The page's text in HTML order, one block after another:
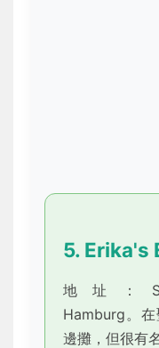
5. Erika's
地址：
Hamburg。
邊攤，但很有名